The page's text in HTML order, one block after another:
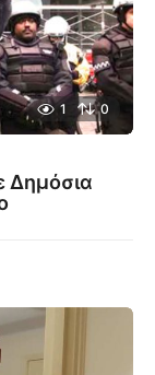
1 0
Δημόσια